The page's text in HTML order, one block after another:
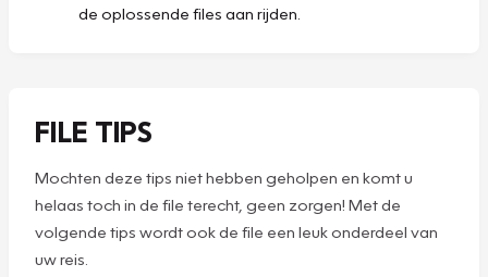
de oplossende files aan rijden.
FILE TIPS
Mochten deze tips niet hebben geholpen en komt u
helaas toch in de file terecht, geen zorgen! Met de
volgende tips wordt ook de file een leuk onderdeel van
uw reis.